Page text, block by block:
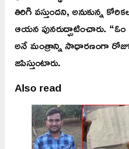
తిరిగి వస్తుందని, అనుకున్న
ఆయన పునరుద్ఘాటించారు.
అనే మంత్రాన్ని సాధారణంగా
జపిస్తుంటారు.
Also read